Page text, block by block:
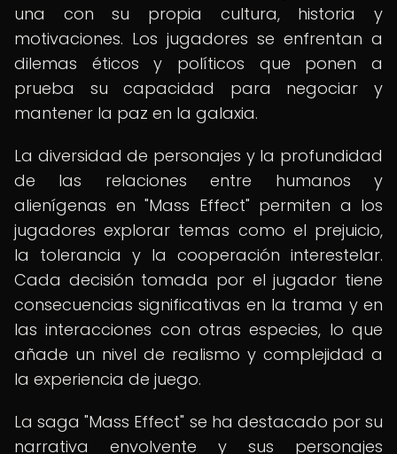
una con su propia cultura, historia y
motivaciones. Los jugadores se enfrentan a
dilemas éticos y políticos que ponen a
prueba su capacidad para negociar y
mantener la paz en la galaxia.
La diversidad de personajes y la profundidad
de las relaciones entre humanos y
alienígenas en "Mass Effect" permiten a los
jugadores explorar temas como el prejuicio,
la tolerancia y la cooperación interestelar.
Cada decisión tomada por el jugador tiene
consecuencias significativas en la trama y en
las interacciones con otras especies, lo que
añade un nivel de realismo y complejidad a
la experiencia de juego.
La saga "Mass Effect" se ha destacado por su
narrativa envolvente y sus personajes